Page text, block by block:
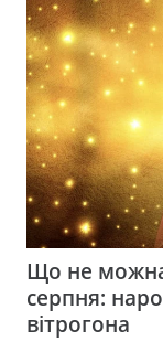
Що не можна
серпня:
вітрогона